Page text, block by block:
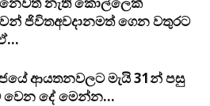
ජිවිතඅවදානමත් ගෙන වතුරට
ආයතනවලට මැයි 31න් පසු
දේ මෙන්න…